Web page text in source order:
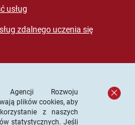
usług
zdalnego uczenia się
Rozwoju
plików cookies, aby
z naszych
statystycznych. Jeśli